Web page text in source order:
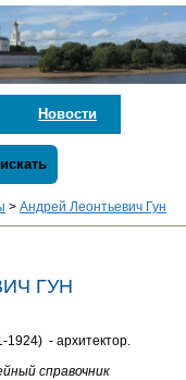
Новости
искать
>Андрей Леонтьевич Гун
ГУН
1924) - архитектор.
справочник